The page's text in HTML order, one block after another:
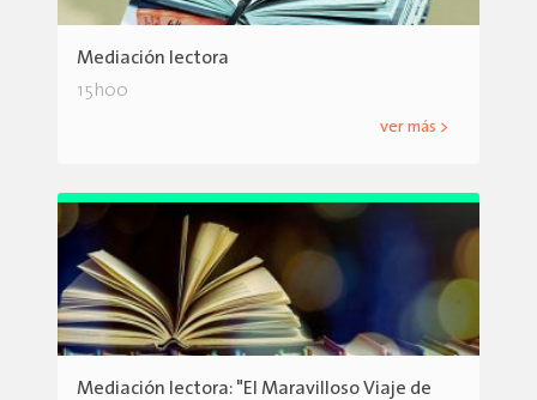
Mediación lectora
15h00
ver más >
Mediación lectora: "El Maravilloso Viaje de